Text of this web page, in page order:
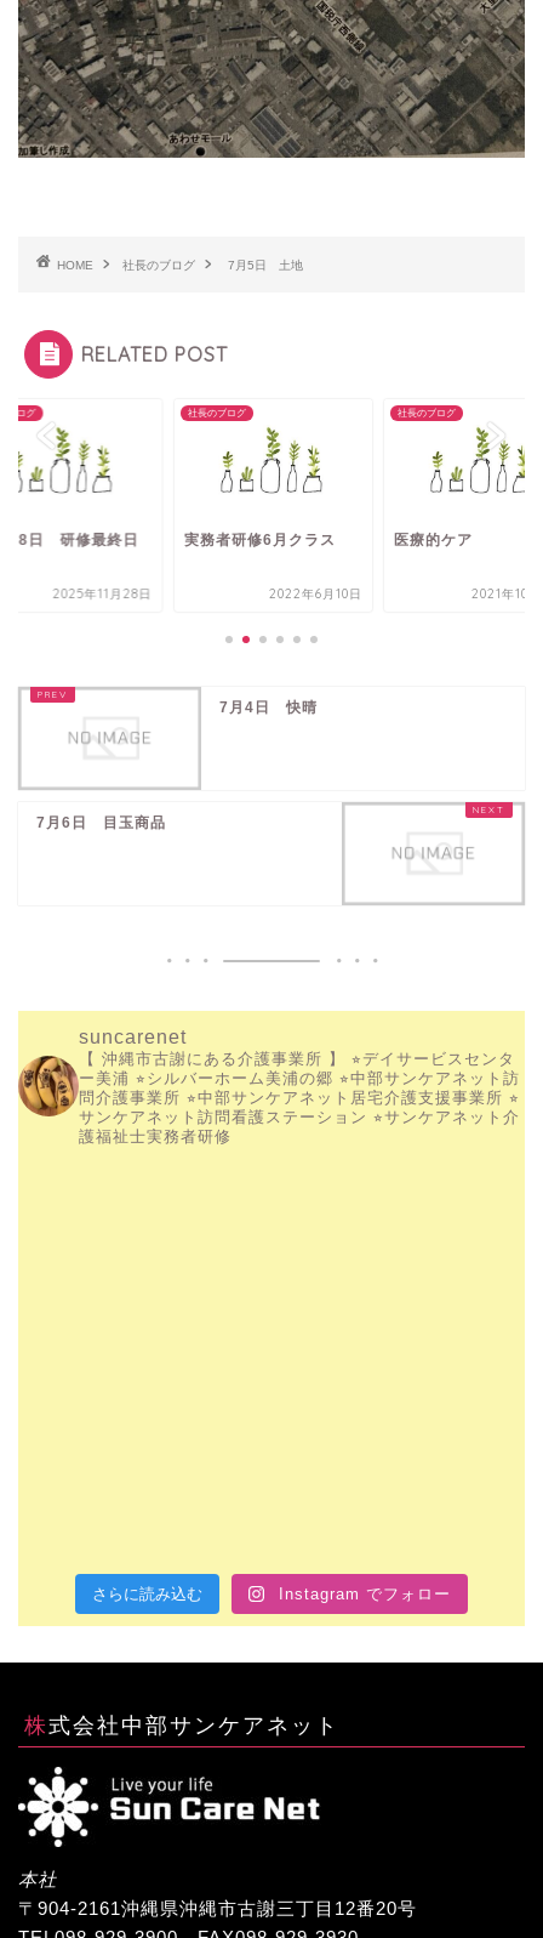
HOME 社長のブログ 7月5日 土地
RELATED POST
ブログ
28日 研修最終日
2025年11月28日
社長のブログ
実務者研修6月クラス
2022年6月10日
社長のブログ
医療的ケア
2021年10
7月4日 快晴
7月6日 目玉商品
suncarenet
【 沖縄市古謝にある介護事業所 】
⭐︎デイサービスセンタ
ー美浦 ⭐︎シルバーホーム美浦の郷 ⭐︎中部サンケアネット訪
問介護事業所 ⭐︎中部サンケアネット居宅介護支援事業所 ⭐︎
サンケアネット訪問看護ステーション ⭐︎サンケアネット介
護福祉士実務者研修
さらに読み込む Instagram でフォロー
株式会社中部サンケアネット
本社
〒904-2161沖縄県沖縄市古謝三丁目12番20号